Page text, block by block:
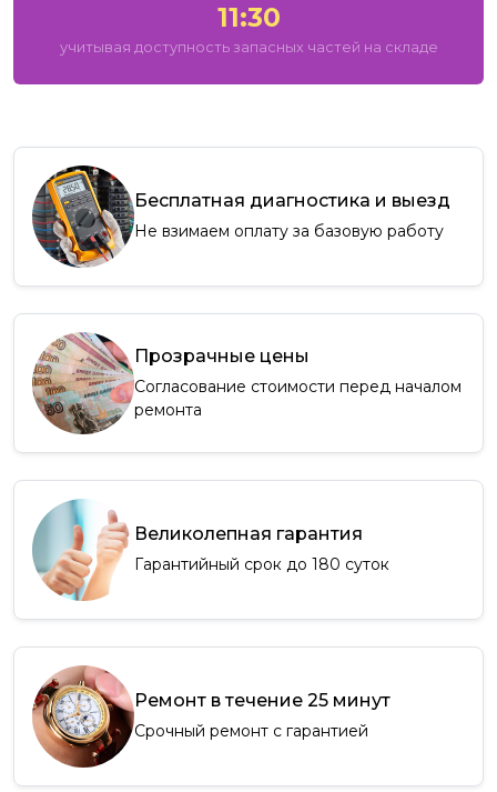
11:30
учитывая доступность запасных частей на складе
Бесплатная диагностика и выезд
Не взимаем оплату за базовую работу
Прозрачные цены
Согласование стоимости перед началом
ремонта
Великолепная гарантия
Гарантийный срок до 180 суток
Ремонт в течение 25 минут
Срочный ремонт с гарантией